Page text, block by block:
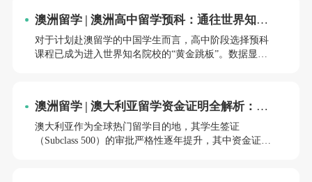
提供系统性指南。
澳洲留学 | 澳洲高中留学预科：通往世界知名
院校的宝贵密钥
对于计划赴澳留学的中国学生而言，高中阶段选择预科
课程已成为进入世界知名院校的“黄金跳板”。数据显
划及真实案例等维度，深度解析澳洲高中留学预科的独
特价值。
澳洲留学 | 澳大利亚留学资金证明全解析：从
政策要求到实操指南
澳大利亚作为全球热门留学目的地，其学生签证
（Subclass 500）的审批严格性逐年提升，其中资金证明